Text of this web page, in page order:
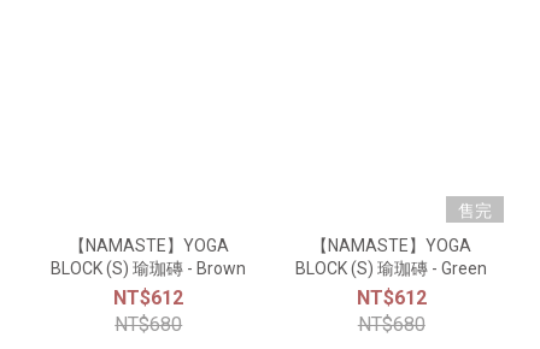
【NAMASTE】YOGA
BLOCK (S) 瑜珈磚 - Brown
NT$612
NT$680
售完
【NAMASTE】YOGA
BLOCK (S) 瑜珈磚 - Green
NT$612
NT$680